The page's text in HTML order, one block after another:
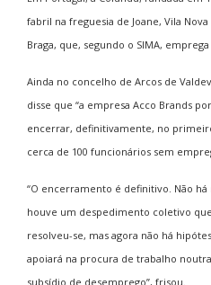
fabril na freguesia de Joane, Vila
Braga, que, segundo o SIMA,
Ainda no concelho de Arcos de
disse que “a empresa Acco Brands
encerrar, definitivamente, no
cerca de 100 funcionários sem
“O encerramento é definitivo. Não há
houve um despedimento coletivo
resolveu-se, mas agora não há
apoiará na procura de trabalho
subsídio de desemprego”, frisou.